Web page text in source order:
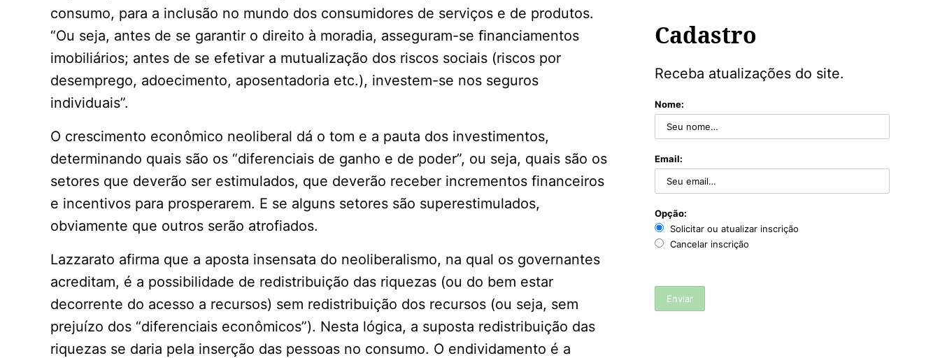
consumo, para a inclusão no mundo dos consumidores de serviços e de produtos.
“Ou seja, antes de se garantir o direito à moradia, asseguram-se ﬁnanciamentos
imobiliários; antes de se efetivar a mutualização dos riscos sociais (riscos por
desemprego, adoecimento, aposentadoria etc.), investem-se nos seguros
individuais”.
O crescimento econômico neoliberal dá o tom e a pauta dos investimentos,
determinando quais são os “diferenciais de ganho e de poder”, ou seja, quais são os
setores que deverão ser estimulados, que deverão receber incrementos financeiros
e incentivos para prosperarem. E se alguns setores são superestimulados,
obviamente que outros serão atrofiados.
Lazzarato afirma que a aposta insensata do neoliberalismo, na qual os governantes
acreditam, é a possibilidade de redistribuição das riquezas (ou do bem estar
decorrente do acesso a recursos) sem redistribuição dos recursos (ou seja, sem
prejuízo dos “diferenciais econômicos”). Nesta lógica, a suposta redistribuição das
riquezas se daria pela inserção das pessoas no consumo. O endividamento é a
Cadastro
Receba atualizações do site.
Nome:
Email:
Opção:
Solicitar ou atualizar inscrição
Cancelar inscrição